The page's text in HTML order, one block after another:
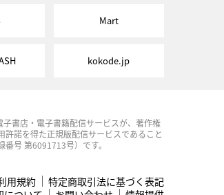
Mart
kokode.jp
子書店・電子書籍配信サービスが、著作権
許諾を得た正規版配信サービスであること
番号 第6091713号）です。
用規約
特定商取引法に基づく表記